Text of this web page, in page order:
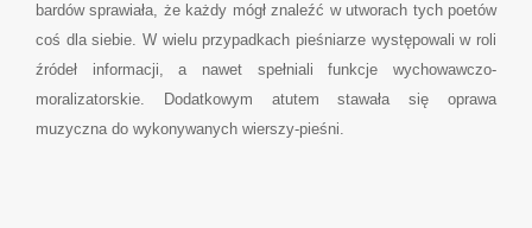
bardów sprawiała, że każdy mógł znaleźć w utworach tych poetów
coś dla siebie. W wielu przypadkach pieśniarze występowali w roli
źródeł informacji, a nawet spełniali funkcje wychowawczo-
moralizatorskie. Dodatkowym atutem stawała się oprawa
muzyczna do wykonywanych wierszy-pieśni.